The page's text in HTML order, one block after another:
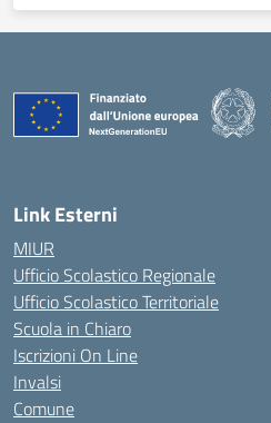
Link Esterni
MIUR
Ufficio Scolastico Regionale
Ufficio Scolastico Territoriale
Scuola in Chiaro
Iscrizioni On Line
Invalsi
Comune